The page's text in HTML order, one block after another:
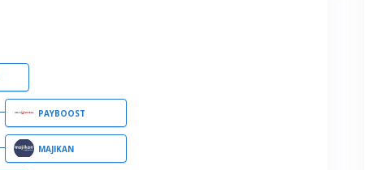
PAYBOOST
MAJIKAN